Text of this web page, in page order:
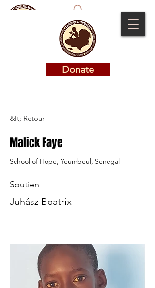
Donate
Donate
&lt; Retour
Malick Faye
School of Hope, Yeumbeul, Senegal
Soutien
Juhász Beatrix